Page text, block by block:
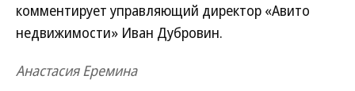
комментирует управляющий директор «Авито
недвижимости» Иван Дубровин.
Анастасия Еремина